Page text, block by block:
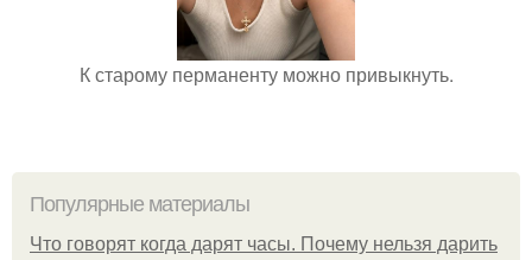
К старому перманенту можно привыкнуть.
Популярные материалы
Что говорят когда дарят часы. Почему нельзя дарить